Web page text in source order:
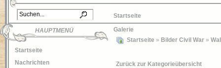
Startseite
HAUPTMENÜ
Startseite
Nachrichten
Galerie
Startseite » Bilder Civil War »
Zurück zur Kategorieübersicht